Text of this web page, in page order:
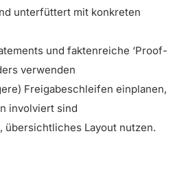
unterfüttert mit konkreten
und faktenreiche ‘Proof-
verwenden
Freigabeschleifen einplanen,
involviert sind
übersichtliches Layout nutzen.